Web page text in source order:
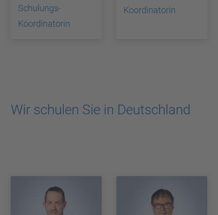
Schulungs-
Koordinatorin
Koordinatorin
Wir schulen Sie in Deutschland